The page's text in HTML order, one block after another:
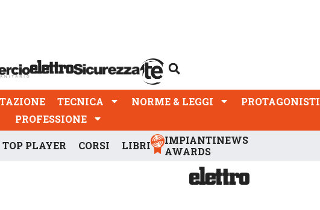
TECNICA NORME & LEGGI PROTAGONISTI
PROFESSIONE
TOP PLAYER CORSI LIBRI
IMPIANTINEWS
AWARDS